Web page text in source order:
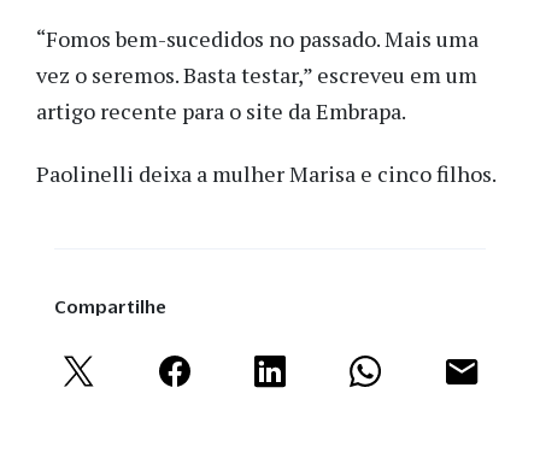
“Fomos bem-sucedidos no passado. Mais uma
vez o seremos. Basta testar,” escreveu em um
artigo recente para o site da Embrapa.
Paolinelli deixa a mulher Marisa e cinco filhos.
Compartilhe